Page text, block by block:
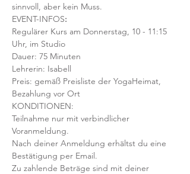
sinnvoll, aber kein Muss.
EVENT-INFOS:
Regulärer Kurs am Donnerstag, 10 - 11:15
Uhr, im Studio
Dauer: 75 Minuten
Lehrerin: Isabell
Preis: gemäß Preisliste der YogaHeimat,
Bezahlung vor Ort
KONDITIONEN:
Teilnahme nur mit verbindlicher
Voranmeldung.
Nach deiner Anmeldung erhältst du eine
Bestätigung per Email.
Zu zahlende Beträge sind mit deiner